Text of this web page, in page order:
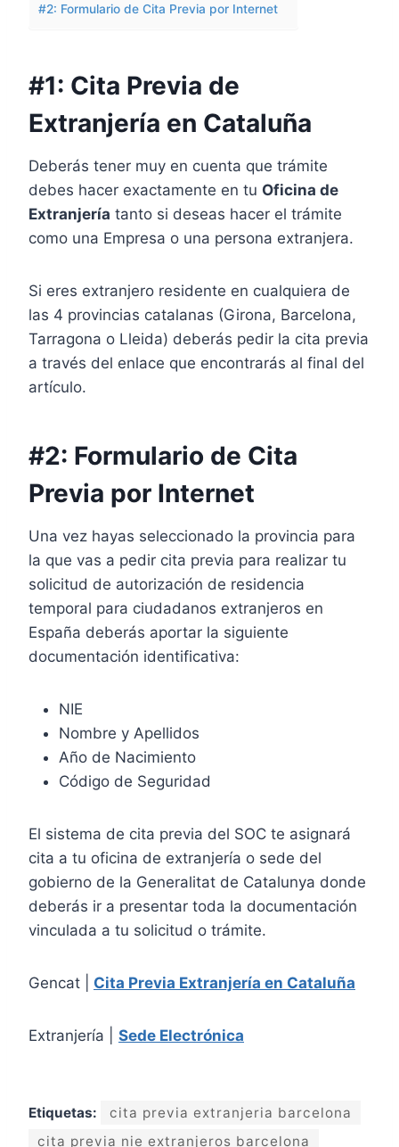
#2: Formulario de Cita Previa por Internet
#1: Cita Previa de
Extranjería en Cataluña
Deberás tener muy en cuenta que trámite
debes hacer exactamente en tu Oficina de
Extranjería tanto si deseas hacer el trámite
como una Empresa o una persona extranjera.
Si eres extranjero residente en cualquiera de
las 4 provincias catalanas (Girona, Barcelona,
Tarragona o Lleida) deberás pedir la cita previa
a través del enlace que encontrarás al final del
artículo.
#2: Formulario de Cita
Previa por Internet
Una vez hayas seleccionado la provincia para
la que vas a pedir cita previa para realizar tu
solicitud de autorización de residencia
temporal para ciudadanos extranjeros en
España deberás aportar la siguiente
documentación identificativa:
NIE
Nombre y Apellidos
Año de Nacimiento
Código de Seguridad
El sistema de cita previa del SOC te asignará
cita a tu oficina de extranjería o sede del
gobierno de la Generalitat de Catalunya donde
deberás ir a presentar toda la documentación
vinculada a tu solicitud o trámite.
Gencat | Cita Previa Extranjería en Cataluña
Extranjería | Sede Electrónica
Etiquetas:
cita previa extranjeria barcelona
cita previa nie extranjeros barcelona